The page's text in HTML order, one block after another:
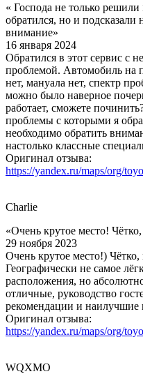
« Господа не только
обратился, но и подсказали
внимание»
16 января 2024
Обратился в этот сервис с
проблемой. Автомобиль на
нет, мануала нет, спектр
можно было наверное
работает, сможете
проблемы с которыми я
необходимо обратить
настолько классные
Оригинал отзыва:
https://yandex.ru/maps/org/
Charlie
«Очень крутое место!
29 ноября 2023
Очень крутое место!)
Географически не самое
расположения, но
отличные, руководство
рекомендации и наилучшие
Оригинал отзыва:
https://yandex.ru/maps/org/
WQXMO